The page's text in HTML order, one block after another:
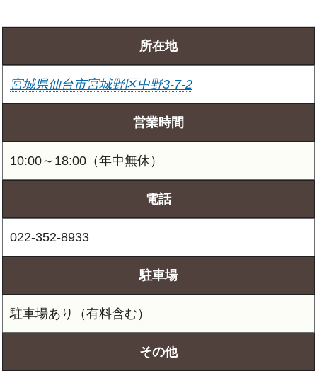
所在地
宮城県仙台市宮城野区中野3-7-2
営業時間
10:00～18:00（年中無休）
電話
022-352-8933
駐車場
その他